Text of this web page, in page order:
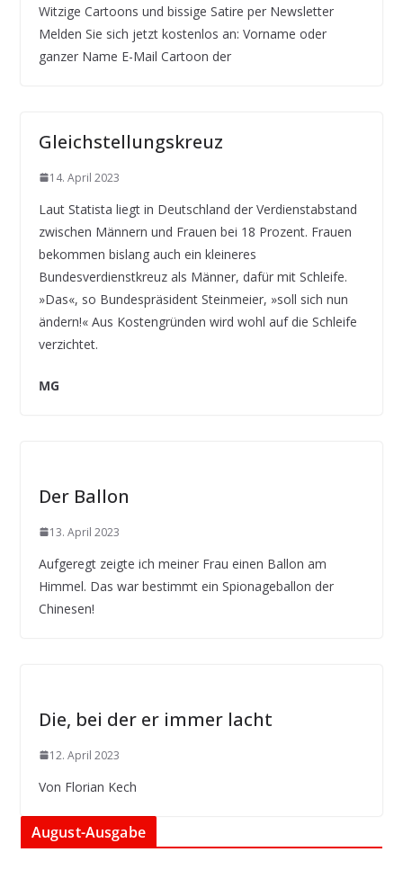
Witzige Cartoons und bissige Satire per Newsletter
Melden Sie sich jetzt kostenlos an: Vorname oder
ganzer Name E-Mail Cartoon der
Gleichstellungskreuz
14. April 2023
Laut Statista liegt in Deutschland der Verdienstabstand
zwischen Männern und Frauen bei 18 Prozent. Frauen
bekommen bislang auch ein kleineres
Bundesverdienstkreuz als Männer, dafür mit Schleife.
»Das«, so Bundespräsident Steinmeier, »soll sich nun
ändern!« Aus Kostengründen wird wohl auf die Schleife
verzichtet.
MG
Der Ballon
13. April 2023
Aufgeregt zeigte ich meiner Frau einen Ballon am
Himmel. Das war bestimmt ein Spionageballon der
Chinesen!
Die, bei der er immer lacht
12. April 2023
Von Florian Kech
August-Ausgabe